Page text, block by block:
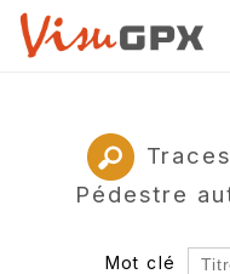
Pédestre
Mot clé